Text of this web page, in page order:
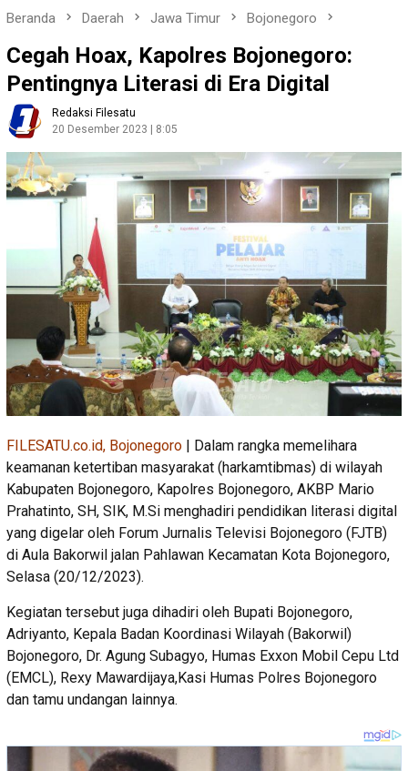
Beranda Daerah Jawa Timur Bojonegoro
Cegah Hoax, Kapolres Bojonegoro:
Pentingnya Literasi di Era Digital
Redaksi Filesatu
20 Desember 2023 | 8:05
FILESATU.co.id, Bojonegoro | Dalam rangka memelihara
keamanan ketertiban masyarakat (harkamtibmas) di wilayah
Kabupaten Bojonegoro, Kapolres Bojonegoro, AKBP Mario
Prahatinto, SH, SIK, M.Si menghadiri pendidikan literasi digital
yang digelar oleh Forum Jurnalis Televisi Bojonegoro (FJTB)
di Aula Bakorwil jalan Pahlawan Kecamatan Kota Bojonegoro,
Selasa (20/12/2023).
Kegiatan tersebut juga dihadiri oleh Bupati Bojonegoro,
Adriyanto, Kepala Badan Koordinasi Wilayah (Bakorwil)
Bojonegoro, Dr. Agung Subagyo, Humas Exxon Mobil Cepu Ltd
(EMCL), Rexy Mawardijaya,Kasi Humas Polres Bojonegoro
dan tamu undangan lainnya.